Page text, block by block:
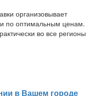
организовывает
по оптимальным ценам.
во все регионы